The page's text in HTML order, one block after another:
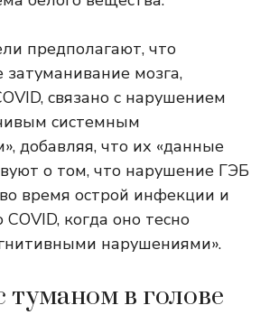
предполагают, что
затуманивание мозга,
связано с нарушением
системным
добавляя, что их «данные
о том, что нарушение ГЭБ
время острой инфекции и
когда оно тесно
нарушениями».
туманом в голове